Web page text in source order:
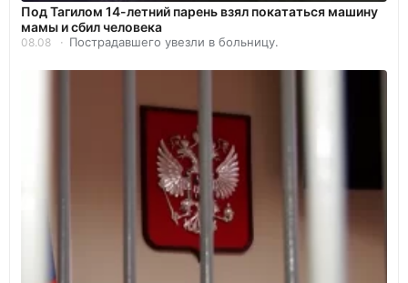
Под Тагилом 14-летний парень взял покататься машину
мамы и сбил человека
08.08 Пострадавшего увезли в больницу.